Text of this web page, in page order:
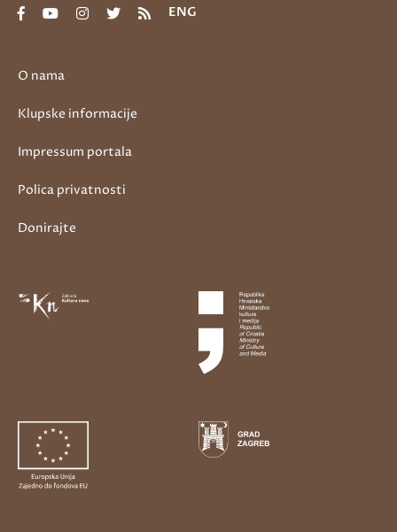
O nama
Klupske informacije
Impressum portala
Polica privatnosti
Donirajte
ENG